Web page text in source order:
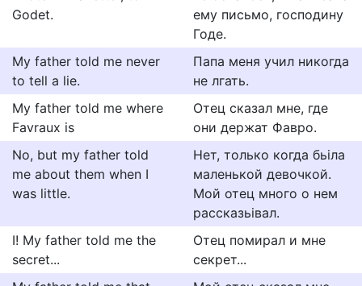
Godet.
ему письмо, господину
Годе.
My father told me never
to tell a lie.
Папа меня учил никогда
не лгать.
My father told me where
Favraux is
Отец сказал мне, где
они держат Фавро.
No, but my father told
me about them when I
was little.
Нет, только когда бьiла
маленькой девочкой.
Мой отец много о нем
рассказьiвал.
I! My father told me the
secret...
Отец помирал и мне
секрет...